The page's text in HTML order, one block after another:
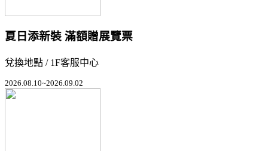
夏日添新裝 滿額贈展覽票
兌換地點 / 1F客服中心
2026.08.10~2026.09.02